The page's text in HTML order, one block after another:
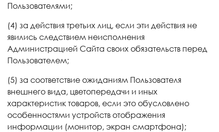
Пользователями;
(4) за действия третьих лиц, если эти действия не
явились следствием неисполнения
Администрацией Сайта своих обязательств перед
Пользователем;
(5) за соответствие ожиданиям Пользователя
внешнего вида, цветопередачи и иных
характеристик товаров, если это обусловлено
особенностями устройств отображения
информации (монитор, экран смартфона);